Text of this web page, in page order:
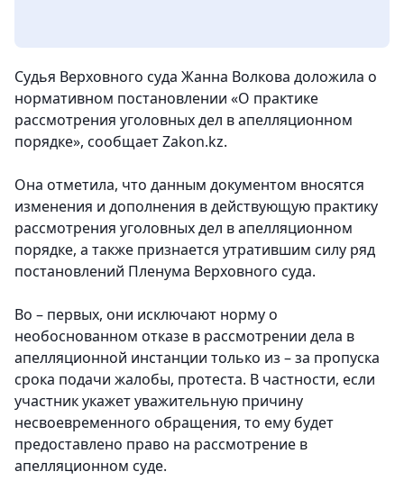
Судья Верховного суда Жанна Волкова доложила о
нормативном постановлении «О практике
рассмотрения уголовных дел в апелляционном
порядке», сообщает Zakon.kz.
Она отметила, что данным документом вносятся
изменения и дополнения в действующую практику
рассмотрения уголовных дел в апелляционном
порядке, а также признается утратившим силу ряд
постановлений Пленума Верховного суда.
Во – первых, они исключают норму о
необоснованном отказе в рассмотрении дела в
апелляционной инстанции только из – за пропуска
срока подачи жалобы, протеста. В частности, если
участник укажет уважительную причину
несвоевременного обращения, то ему будет
предоставлено право на рассмотрение в
апелляционном суде.